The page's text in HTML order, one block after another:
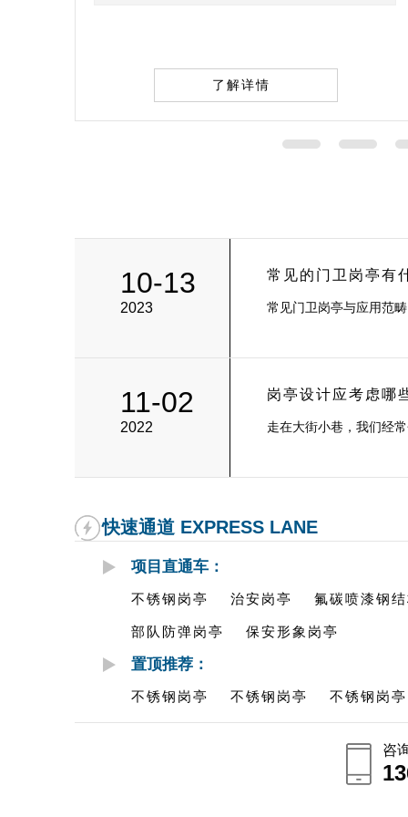
了解详情
10-13
2023
常见的门卫岗亭有
常见门卫岗亭与应用范
11-02
2022
岗亭设计应考虑哪
走在大街小巷，我们经
快速通道 EXPRESS LANE
项目直通车：
不锈钢岗亭 治安岗亭 氟碳喷漆钢
部队防弹岗亭 保安形象岗亭
置顶推荐：
不锈钢岗亭 不锈钢岗亭 不锈钢岗亭
咨